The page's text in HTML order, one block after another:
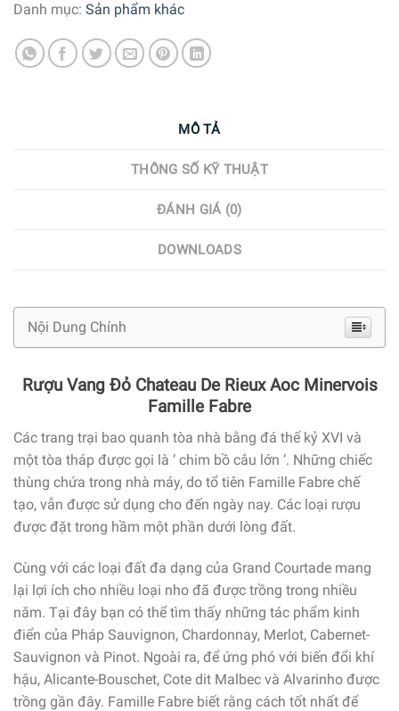
Danh mục: Sản phẩm khác
MÔ TẢ
THÔNG SỐ KỸ THUẬT
ĐÁNH GIÁ (0)
DOWNLOADS
Nội Dung Chính
Rượu Vang Đỏ Chateau De Rieux Aoc Minervois
Famille Fabre
Các trang trại bao quanh tòa nhà bằng đá thế kỷ XVI và
một tòa tháp được gọi là ‘ chim bồ câu lớn ‘. Những chiếc
thùng chứa trong nhà máy, do tổ tiên Famille Fabre chế
tạo, vẫn được sử dụng cho đến ngày nay. Các loại rượu
được đặt trong hầm một phần dưới lòng đất.
Cùng với các loại đất đa dạng của Grand Courtade mang
lại lợi ích cho nhiều loại nho đã được trồng trong nhiều
năm. Tại đây bạn có thể tìm thấy những tác phẩm kinh
điển của Pháp Sauvignon, Chardonnay, Merlot, Cabernet-
Sauvignon và Pinot. Ngoài ra, để ứng phó với biến đổi khí
hậu, Alicante-Bouschet, Cote dit Malbec và Alvarinho được
trồng gần đây. Famille Fabre biết rằng cách tốt nhất để